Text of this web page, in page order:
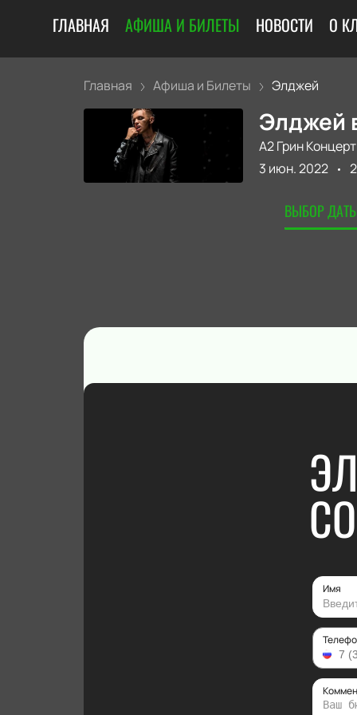
ГЛАВНАЯ АФИША И БИЛЕТЫ НОВОСТИ О
Главная Афиша и Билеты Элджей
Элджей
А2 Грин
3 июн. 2022
ВЫБОР
Имя